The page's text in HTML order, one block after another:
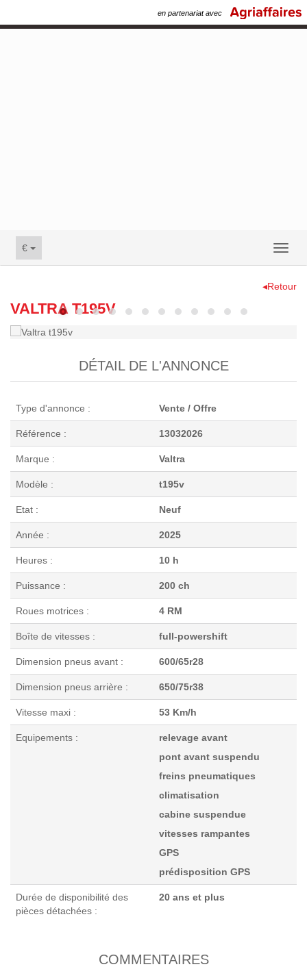
en partenariat avec
€
◂Retour
VALTRA T195V
DÉTAIL DE L'ANNONCE
Type d'annonce : Vente / Offre
Référence : 13032026
Marque : Valtra
Modèle : t195v
Etat : Neuf
Année : 2025
Heures : 10 h
Puissance : 200 ch
Roues motrices : 4 RM
Boîte de vitesses : full-powershift
Dimension pneus avant : 600/65r28
Dimension pneus arrière : 650/75r38
Vitesse maxi : 53 Km/h
Equipements :
relevage avant
pont avant suspendu
freins pneumatiques
climatisation
cabine suspendue
vitesses rampantes
GPS
prédisposition GPS
Durée de disponibilité des
pièces détachées :
20 ans et plus
COMMENTAIRES